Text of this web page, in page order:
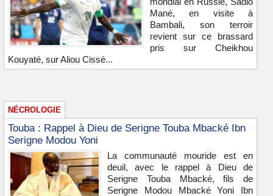
Mané, en visite à
Bambali, son terroir
revient sur ce brassard
pris sur Cheikhou
Kouyaté, sur Aliou Cissé...
NÉCROLOGIE
Touba : Rappel à Dieu de Serigne Touba Mbacké Ibn
Serigne Modou Yoni
La communauté mouride est en
deuil, avec le rappel à Dieu de
Serigne Touba Mbacké, fils de
Serigne Modou Mbacké Yoni Ibn